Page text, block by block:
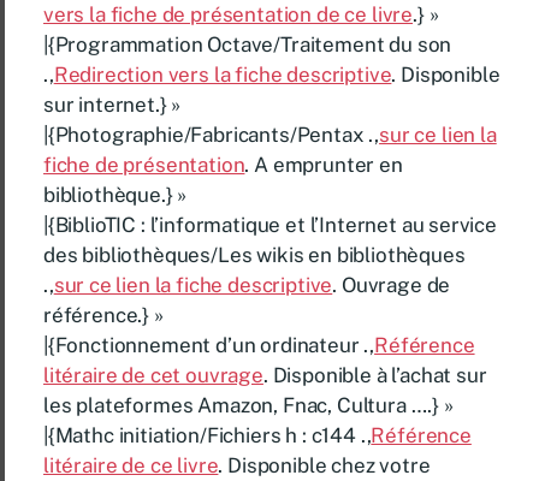
vers la fiche de présentation de ce livre.} »
|{Programmation Octave/Traitement du son
.,Redirection vers la fiche descriptive. Disponible
sur internet.} »
|{Photographie/Fabricants/Pentax .,sur ce lien la
fiche de présentation. A emprunter en
bibliothèque.} »
|{BiblioTIC : l’informatique et l’Internet au service
des bibliothèques/Les wikis en bibliothèques
.,sur ce lien la fiche descriptive. Ouvrage de
référence.} »
|{Fonctionnement d’un ordinateur .,Référence
litéraire de cet ouvrage. Disponible à l’achat sur
les plateformes Amazon, Fnac, Cultura ….} »
|{Mathc initiation/Fichiers h : c144 .,Référence
litéraire de ce livre. Disponible chez votre